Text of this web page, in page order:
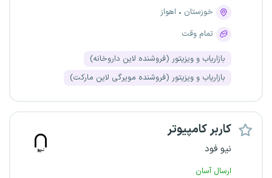
خوزستان
اهواز
تمام وقت
بازاریاب و ویزیتور (فروشنده لاین داروخانه)
بازاریاب و ویزیتور (فروشنده مویرگی لاین مارکت)
کاربر کامپیوتر
نیو فود
ارسال آسان